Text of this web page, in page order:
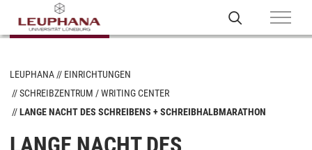
LEUPHANA
EINRICHTUNGEN
SCHREIBZENTRUM / WRITING CENTER
LANGE NACHT DES SCHREIBENS + SCHREIBHALBMARATHON